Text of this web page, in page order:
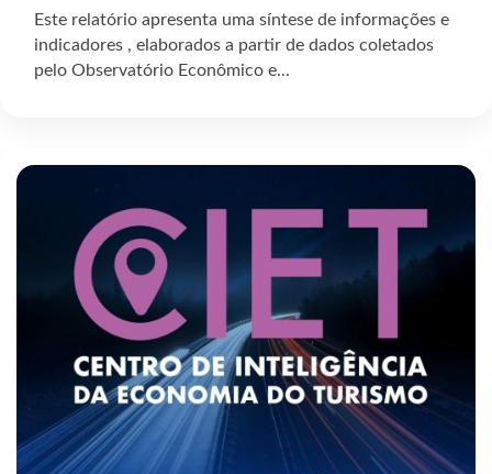
Este relatório apresenta uma síntese de informações e
indicadores , elaborados a partir de dados coletados
pelo Observatório Econômico e...